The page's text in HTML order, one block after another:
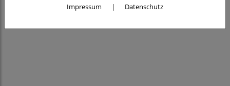
Impressum | Datenschutz